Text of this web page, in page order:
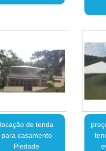
locação de tenda
para casamento
Piedade